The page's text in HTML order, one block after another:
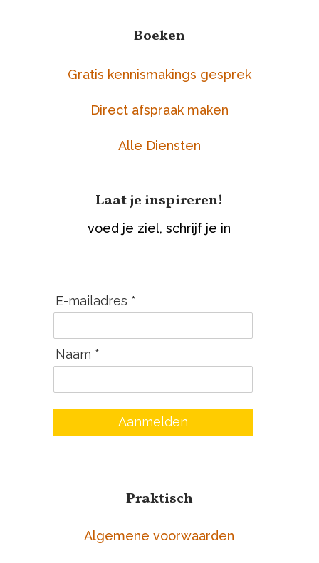
Boeken
Gratis kennismakings gesprek
Direct afspraak maken
Alle Diensten
Laat je inspireren!
voed je ziel, schrijf je in
E-mailadres *
Naam *
Aanmelden
Praktisch
Algemene voorwaarden